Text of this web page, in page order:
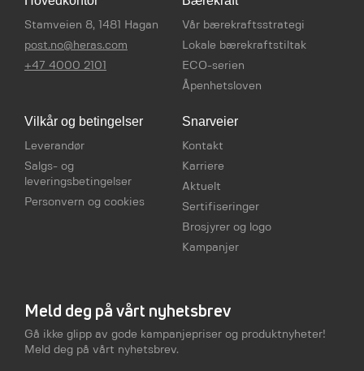
Stamveien 8, 1481 Hagan
post.no@heras.com
+47 4000 2101
Vår bærekraftsstrategi
Lokale bærekraftstiltak
ECO-serien
Åpenhetsloven
Vilkår og betingelser
Leverandør
Salgs- og
leveringsbetingelser
Personvern og cookies
Snarveier
Kontakt
Karriere
Aktuelt
Sertifiseringer
Brosjyrer og logo
Kampanjer
Meld deg på vårt nyhetsbrev
Gå ikke glipp av gode kampanjepriser og produktnyheter!
Meld deg på vårt nyhetsbrev.